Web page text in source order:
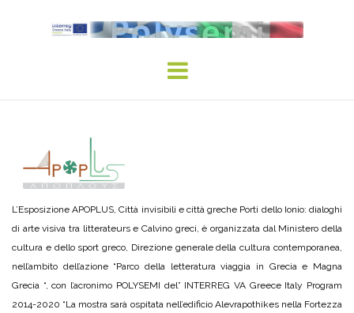
L’Esposizione APOPLUS, Città invisibili e città greche Porti dello Ionio: dialoghi
di arte visiva tra litterateurs e Calvino greci, è organizzata dal Ministero della
cultura e dello sport greco, Direzione generale della cultura contemporanea,
nell’ambito dell’azione “Parco della letteratura viaggia in Grecia e Magna
Grecia “, con l’acronimo POLYSEMI del” INTERREG VA Greece Italy Program
2014-2020 “La mostra sarà ospitata nell’edificio Alevrapothikes nella Fortezza